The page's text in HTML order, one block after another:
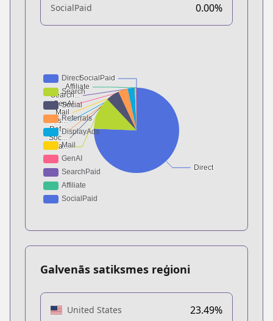
SocialPaid 0.00%
Galvenās satiksmes reģioni
United States 23.49%